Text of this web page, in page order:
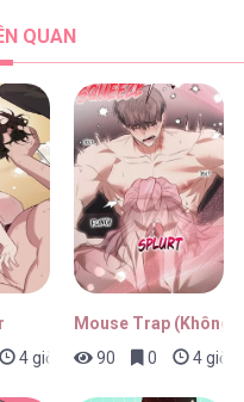
Diopter [...] – Chap 14
Diopter [...] – Chap 13
QUAN
4 giờ trước
Mouse Trap (Không
90
0 4 giờ